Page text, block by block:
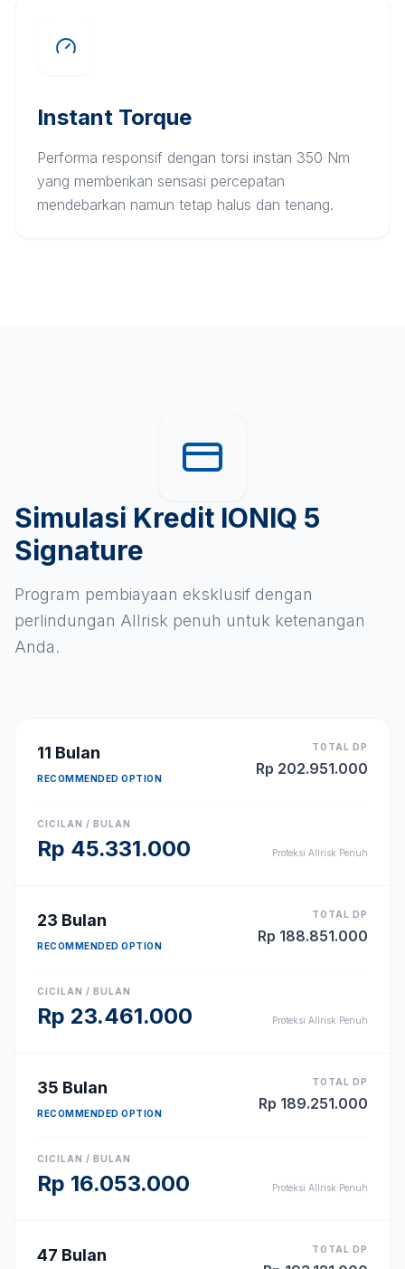
Instant Torque
Performa responsif dengan torsi instan 350 Nm
yang memberikan sensasi percepatan
mendebarkan namun tetap halus dan tenang.
Simulasi Kredit IONIQ 5
Signature
Program pembiayaan eksklusif dengan
perlindungan Allrisk penuh untuk ketenangan
Anda.
11 Bulan
RECOMMENDED OPTION
TOTAL DP
Rp 202.951.000
CICILAN / BULAN
Rp 45.331.000 Proteksi Allrisk Penuh
23 Bulan
RECOMMENDED OPTION
TOTAL DP
Rp 188.851.000
CICILAN / BULAN
Rp 23.461.000 Proteksi Allrisk Penuh
35 Bulan
RECOMMENDED OPTION
TOTAL DP
Rp 189.251.000
CICILAN / BULAN
Rp 16.053.000 Proteksi Allrisk Penuh
47 Bulan TOTAL DP